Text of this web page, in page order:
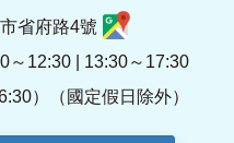
省府路4號
～12:30 | 13:30～17:30
）（國定假日除外）